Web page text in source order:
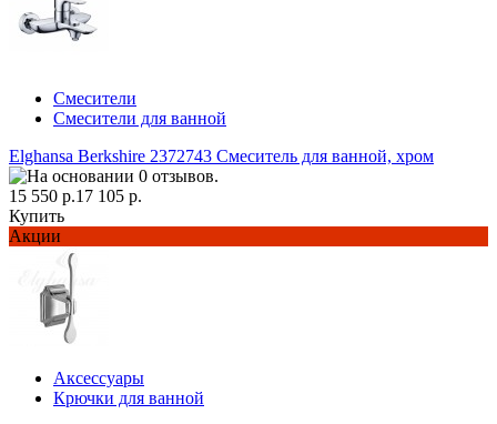
Смесители
Смесители для ванной
Elghansa Berkshire 2372743 Смеситель для ванной, хром
15 550 р.17 105 р.
Купить
Акции
Аксессуары
Крючки для ванной